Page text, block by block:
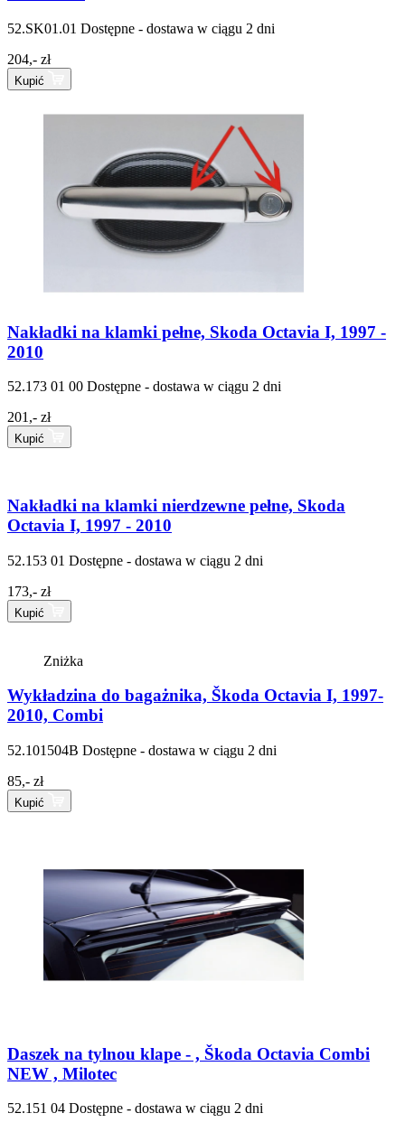
52.SK01.01 Dostępne - dostawa w ciągu 2 dni
204,- zł
Kupić
Nakładki na klamki pełne, Skoda Octavia I, 1997 -
2010
52.173 01 00 Dostępne - dostawa w ciągu 2 dni
201,- zł
Kupić
Nakładki na klamki nierdzewne pełne, Skoda
Octavia I, 1997 - 2010
52.153 01 Dostępne - dostawa w ciągu 2 dni
173,- zł
Kupić
Zniżka
Wykładzina do bagażnika, Škoda Octavia I, 1997-
2010, Combi
52.101504B Dostępne - dostawa w ciągu 2 dni
85,- zł
Kupić
Daszek na tylnou klape - , Škoda Octavia Combi
NEW , Milotec
52.151 04 Dostępne - dostawa w ciągu 2 dni